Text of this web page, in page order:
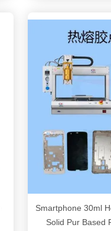
Smartphone 30ml
Solid Pur Based